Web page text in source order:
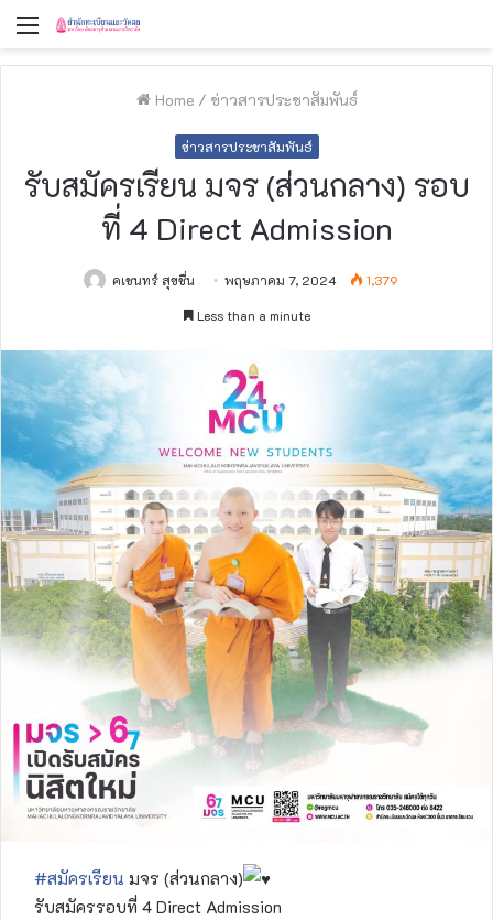
Menu
Home / ข่าวสารประชาสัมพันธ์
ข่าวสารประชาสัมพันธ์
รับสมัครเรียน มจร (ส่วนกลาง) รอบ
ที่ 4 Direct Admission
คเชนทร์ สุขชื่น พฤษภาคม 7, 2024
1,379
Less than a minute
#สมัครเรียน มจร (ส่วนกลาง)
รับสมัครรอบที่ 4 Direct Admission